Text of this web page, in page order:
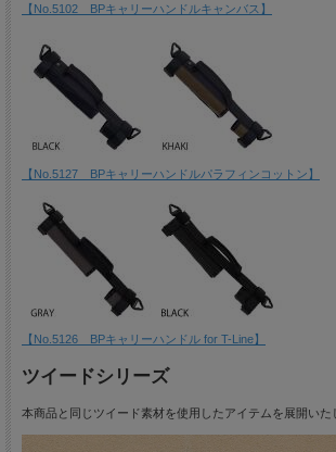
【No.5102 BPキャリーハンドルキャンバス】
【No.5127 BPキャリーハンドルパラフィンコットン】
【No.5126 BPキャリーハンドル for T-Line】
ツイードシリーズ
本商品と同じツイード素材を使用したアイテムを展開いた